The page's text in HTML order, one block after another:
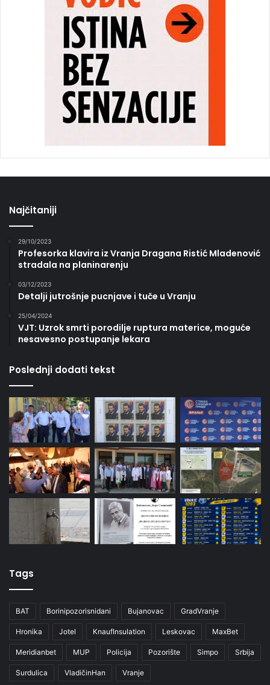
Najčitaniji
29/10/2023
Profesorka klavira iz Vranja Dragana Ristić Mladenović
stradala na planinarenju
03/12/2023
Detalji jutrošnje pucnjave i tuče u Vranju
25/04/2024
VJT: Uzrok smrti porodilje ruptura materice, moguće
nesavesno postupanje lekara
Poslednji dodati tekst
Tags
BAT Borinipozorisnidani Bujanovac GradVranje
Hronika Jotel KnaufInsulation Leskovac MaxBet
Meridianbet MUP Policija Pozorište Simpo Srbija
Surdulica VladičinHan Vranje